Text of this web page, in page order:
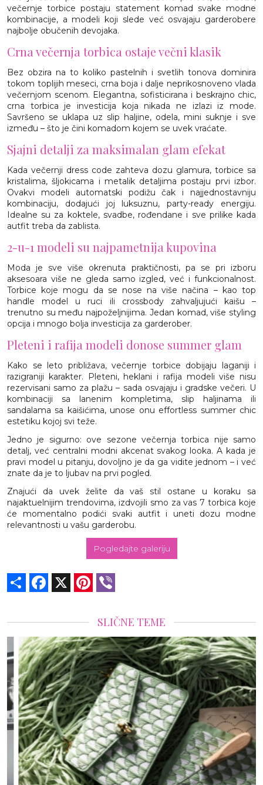
večernje torbice postaju statement komad svake modne
kombinacije, a modeli koji slede već osvajaju garderobere
najbolje obučenih devojaka.
Crna večernja torbica ostaje večni klasik
Bez obzira na to koliko pastelnih i svetlih tonova dominira
tokom toplijih meseci, crna boja i dalje neprikosnoveno vlada
večernjom scenom. Elegantna, sofisticirana i beskrajno chic,
crna torbica je investicija koja nikada ne izlazi iz mode.
Savršeno se uklapa uz slip haljine, odela, mini suknje i sve
između – što je čini komadom kojem se uvek vraćate.
Sjajni detalji za maksimalan glam efekat
Kada večernji dress code zahteva dozu glamura, torbice sa
kristalima, šljokicama i metalik detaljima postaju prvi izbor.
Ovakvi modeli automatski podižu čak i najjednostavniju
kombinaciju, dodajući joj luksuznu, party-ready energiju.
Idealne su za koktele, svadbe, rođendane i sve prilike kada
autfit treba da zablista.
2-u-1 modeli su najpametnija kupovina
Moda je sve više okrenuta praktičnosti, pa se pri izboru
aksesoara više ne gleda samo izgled, već i funkcionalnost.
Torbice koje mogu da se nose na više načina – kao top
handle model u ruci ili crossbody zahvaljujući kaišu –
trenutno su među najpoželjnijima. Jedan komad, više styling
opcija i mnogo bolja investicija za garderober.
Pleteni i rafija modeli donose summer glam
Kako se leto približava, večernje torbice dobijaju laganiji i
razigraniji karakter. Pleteni, heklani i rafija modeli više nisu
rezervisani samo za plažu – sada osvajaju i gradske večeri. U
kombinaciji sa lanenim kompletima, slip haljinama ili
sandalama sa kaišićima, unose onu effortless summer chic
estetiku kojoj svi teže.
Jedno je sigurno: ove sezone večernja torbica nije samo
detalj, već centralni modni akcenat svakog looka. A kada je
pravi model u pitanju, dovoljno je da ga vidite jednom – i već
znate da je to ljubav na prvi pogled.
Znajući da uvek želite da vaš stil ostane u koraku sa
najaktuelnijim trendovima, izdvojili smo za vas 7 torbica koje
će momentalno podići svaki autfit i uneti dozu modne
relevantnosti u vašu garderobu.
Pogledajte galeriju
Share Facebook Pinterest
SLIČNE TEME